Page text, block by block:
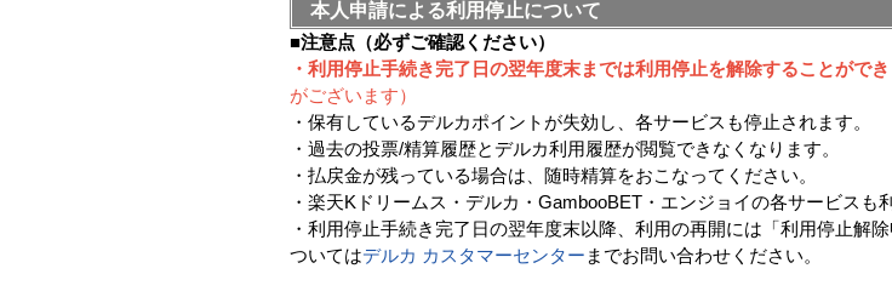
本人申請による利用停止について
■注意点（必ずご確認ください）
・利用停止手続き完了日の翌年度末までは利用停止を解除することができ
がございます）
・保有しているデルカポイントが失効し、各サービスも停止されます。
・過去の投票/精算履歴とデルカ利用履歴が閲覧できなくなります。
・払戻金が残っている場合は、随時精算をおこなってください。
・楽天Kドリームス・デルカ・GambooBET・エンジョイの各サービスも
・利用停止手続き完了日の翌年度末以降、利用の再開には「利用停止解
ついてはデルカ カスタマーセンター までお問い合わせください。